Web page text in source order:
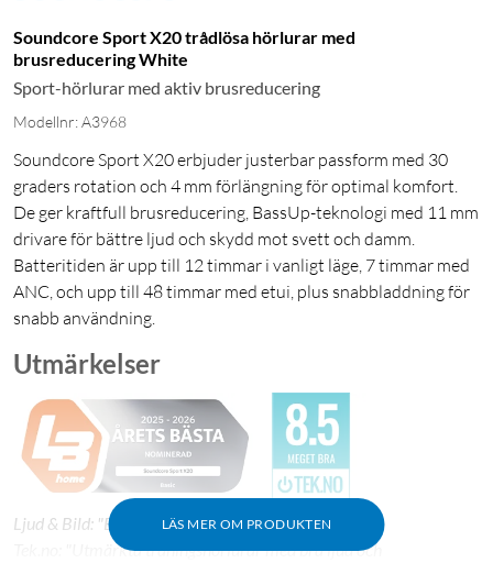
Soundcore Sport X20 trådlösa hörlurar med
brusreducering White
Sport-hörlurar med aktiv brusreducering
Modellnr: A3968
Soundcore Sport X20 erbjuder justerbar passform med 30
graders rotation och 4 mm förlängning för optimal komfort.
De ger kraftfull brusreducering, BassUp-teknologi med 11 mm
drivare för bättre ljud och skydd mot svett och damm.
Batteritiden är upp till 12 timmar i vanligt läge, 7 timmar med
ANC, och upp till 48 timmar med etui, plus snabbladdning för
snabb användning.
LÄS MER OM PRODUKTEN
Utmärkelser
Ljud & Bild: "Bra blir ännu bättre."
Tek.no: "Utmärkta träningshörlurar med bra ljud och